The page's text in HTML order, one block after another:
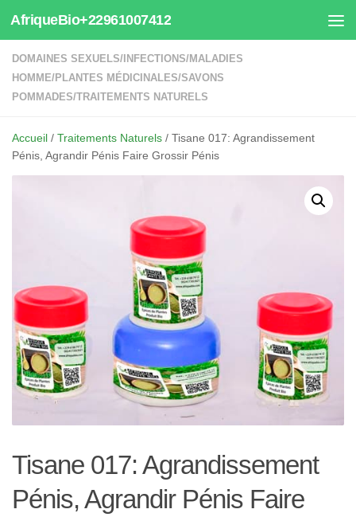
Au dessous du contenu
AfriqueBio+22961007412
DOMAINES SEXUELS/ INFECTIONS/MALADIES
HOMME/ PLANTES MÉDICINALES/SAVONS
POMMADES/TRAITEMENTS NATURELS
Accueil / Traitements Naturels / Tisane 017: Agrandissement
Pénis, Agrandir Pénis Faire Grossir Pénis
Tisane 017: Agrandissement
Pénis, Agrandir Pénis Faire